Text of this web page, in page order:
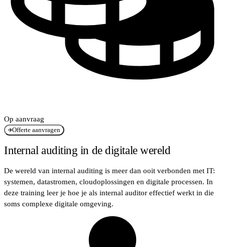
Op aanvraag
Offerte aanvragen
Internal auditing in de digitale wereld
De wereld van internal auditing is meer dan ooit verbonden met IT:
systemen, datastromen, cloudoplossingen en digitale processen. In
deze training leer je hoe je als internal auditor effectief werkt in die
soms complexe digitale omgeving.